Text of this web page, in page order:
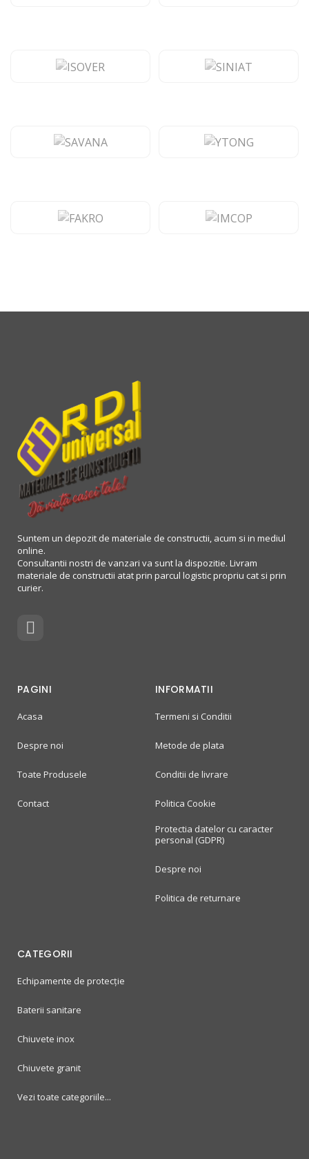
Suntem un depozit de materiale de constructii, acum si in mediul
online.
Consultantii nostri de vanzari va sunt la dispozitie. Livram
materiale de constructii atat prin parcul logistic propriu cat si prin
curier.
PAGINI
Acasa
Despre noi
Toate Produsele
Contact
INFORMATII
Termeni si Conditii
Metode de plata
Conditii de livrare
Politica Cookie
Protectia datelor cu caracter
personal (GDPR)
Despre noi
Politica de returnare
CATEGORII
Echipamente de protecție
Baterii sanitare
Chiuvete inox
Chiuvete granit
Vezi toate categoriile...